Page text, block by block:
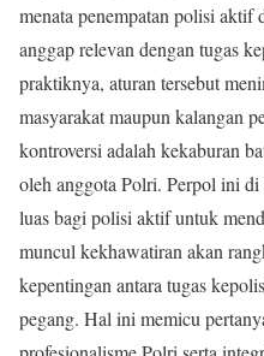
menata penempatan polisi aktif
anggap relevan dengan tugas
praktiknya, aturan tersebut
masyarakat maupun kalangan
kontroversi adalah kekaburan
oleh anggota Polri. Perpol ini
luas bagi polisi aktif untuk
muncul kekhawatiran akan
kepentingan antara tugas
pegang. Hal ini memicu